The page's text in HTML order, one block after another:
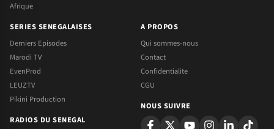
Afrique
SERIES SENEGALAISES
Derniers Episodes
Marodi TV
EvenProd
LEUZTV
Pikini Production
RADIOS DU SENEGAL
A PROPOS
Qui sommes-nous
Contact
Confidentialite
CGU
NOUS SUIVRE